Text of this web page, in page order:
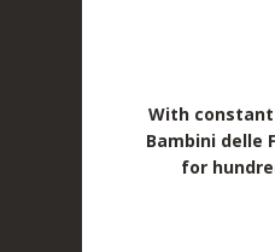
With
Bambini delle
for